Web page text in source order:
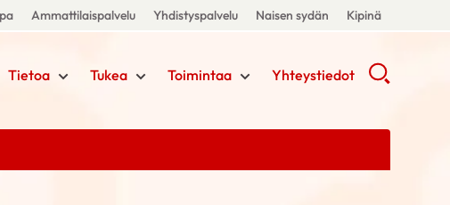
Ammattilaispalvelu Yhdistyspalvelu Naisen sydän Kipinä
Tietoa Tukea Toimintaa Yhteystiedot